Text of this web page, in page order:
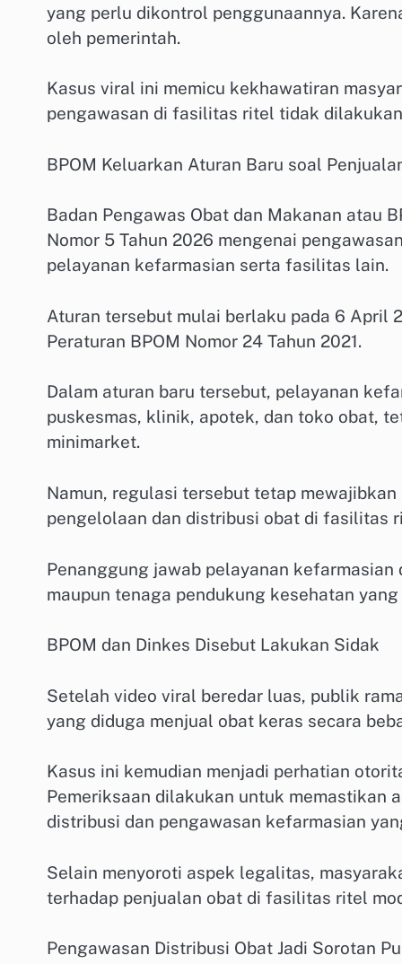
yang perlu dikontrol penggunaannya.
oleh pemerintah.
Kasus viral ini memicu kekhawatiran
pengawasan di fasilitas ritel tidak
BPOM Keluarkan Aturan Baru soal
Badan Pengawas Obat dan Makanan atau
Nomor 5 Tahun 2026 mengenai
pelayanan kefarmasian serta fasilitas lain.
Aturan tersebut mulai berlaku pada 6 April
Peraturan BPOM Nomor 24 Tahun 2021.
Dalam aturan baru tersebut, pelayanan
puskesmas, klinik, apotek, dan toko obat,
minimarket.
Namun, regulasi tersebut tetap
pengelolaan dan distribusi obat di fasilitas
Penanggung jawab pelayanan
maupun tenaga pendukung kesehatan
BPOM dan Dinkes Disebut Lakukan Sidak
Setelah video viral beredar luas, publik
yang diduga menjual obat keras secara
Kasus ini kemudian menjadi perhatian
Pemeriksaan dilakukan untuk memastikan
distribusi dan pengawasan kefarmasian
Selain menyoroti aspek legalitas,
terhadap penjualan obat di fasilitas ritel
Pengawasan Distribusi Obat Jadi Sorotan